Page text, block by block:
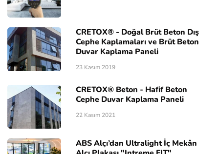
CRETOX® - Doğal Brüt Beton Dış
Cephe Kaplamaları ve Brüt Beton
Duvar Kaplama Paneli
23 Kasım 2019
CRETOX® Beton - Hafif Beton
Cephe Duvar Kaplama Paneli
22 Kasım 2021
ABS Alçı’dan Ultralight İç Mekân